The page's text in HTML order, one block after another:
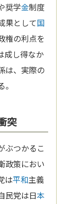
奨学金制度
果として国
権の利点を
成し得なか
は、実際の
突
ぶつかるこ
政策におい
は平和主義
民党は日本